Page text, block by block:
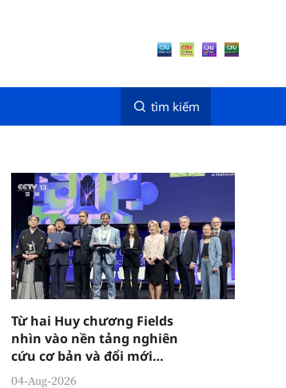
tìm kiếm
Từ hai Huy chương Fields
nhìn vào nền tảng nghiên
cứu cơ bản và đổi mới
sáng tạo của Trung Quốc
04-Aug-2026